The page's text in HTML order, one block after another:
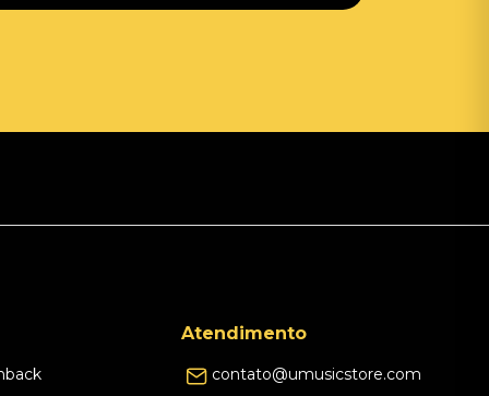
Atendimento
contato@umusicstore.com